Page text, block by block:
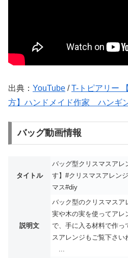
出典： YouTube /T-トピアリー
方】ハンドメイド作家 ハンギ
バッグ動画情報
タイトル
バッグ型クリスマスアレ
す】#クリスマスアレン
マス#diy
説明文
バック型のクリスマスア
実や木の実を使ってアレ
で、手に入る材料で作っ
スアレンジもご覧下さ